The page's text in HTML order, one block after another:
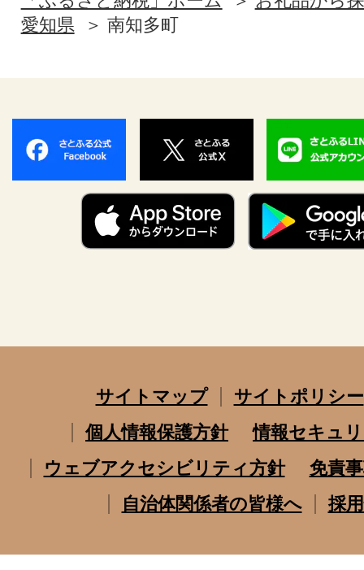
愛知県
南知多町
サイトマップ
サイトポリシー
個人情報保護方針
情報セキュ
ウェブアクセシビリティ方針
免責
自治体関係者の皆様へ
採